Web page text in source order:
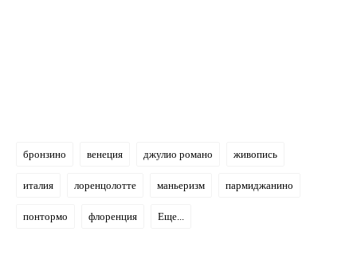
бронзино венеция джулио романо живопись
италия лоренцолотте маньеризм пармиджанино
понтормо флоренция Еще...